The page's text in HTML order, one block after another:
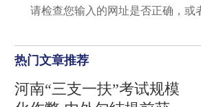
请检查您输入的网址是否正确，或
热门文章推荐
河南“三支一扶”考试规模